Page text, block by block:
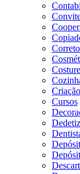
Cursos